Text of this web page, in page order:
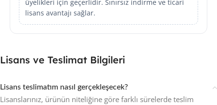
üyelikleri için geçerlidir. Sınırsız indirme ve ticari
lisans avantajı sağlar.
Lisans ve Teslimat Bilgileri
Lisans teslimatım nasıl gerçekleşecek?
Lisanslarınız, ürünün niteliğine göre farklı sürelerde teslim